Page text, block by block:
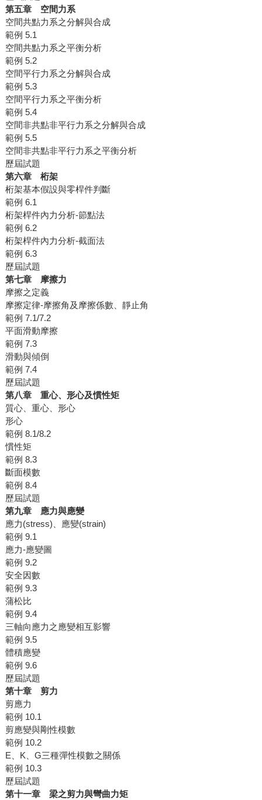
第五章 空間力系
空間共點力系之分解與合成
範例 5.1
空間共點力系之平衡分析
範例 5.2
空間平行力系之分解與合成
範例 5.3
空間平行力系之平衡分析
範例 5.4
空間非共點非平行力系之分解與合成
範例 5.5
空間非共點非平行力系之平衡分析
歷屆試題
第六章 桁架
桁架基本假設與零桿件判斷
範例 6.1
桁架桿件內力分析-節點法
範例 6.2
桁架桿件內力分析-截面法
範例 6.3
歷屆試題
第七章 摩擦力
摩擦之定義
摩擦定律-摩擦角及摩擦係數、靜止角
範例 7.1/7.2
平面滑動摩擦
範例 7.3
滑動與傾倒
範例 7.4
歷屆試題
第八章 重心、形心及慣性矩
質心、重心、形心
形心
範例 8.1/8.2
慣性矩
範例 8.3
斷面模數
範例 8.4
歷屆試題
第九章 應力與應變
應力(stress)、應變(strain)
範例 9.1
應力-應變圖
範例 9.2
安全因數
範例 9.3
蒲松比
範例 9.4
三軸向應力之應變相互影響
範例 9.5
體積應變
範例 9.6
歷屆試題
第十章 剪力
剪應力
範例 10.1
剪應變與剛性模數
範例 10.2
E、K、G三種彈性模數之關係
範例 10.3
歷屆試題
第十一章 梁之剪力與彎曲力矩